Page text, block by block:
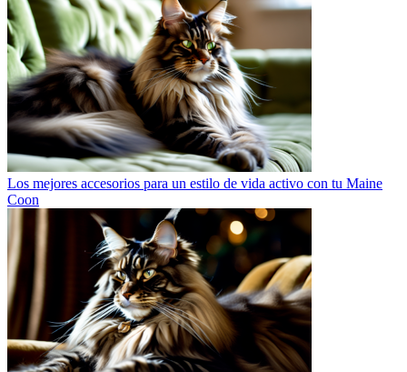
Los mejores accesorios para un estilo de vida activo con tu Maine
Coon